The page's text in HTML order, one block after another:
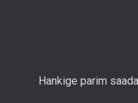
Hankige parim